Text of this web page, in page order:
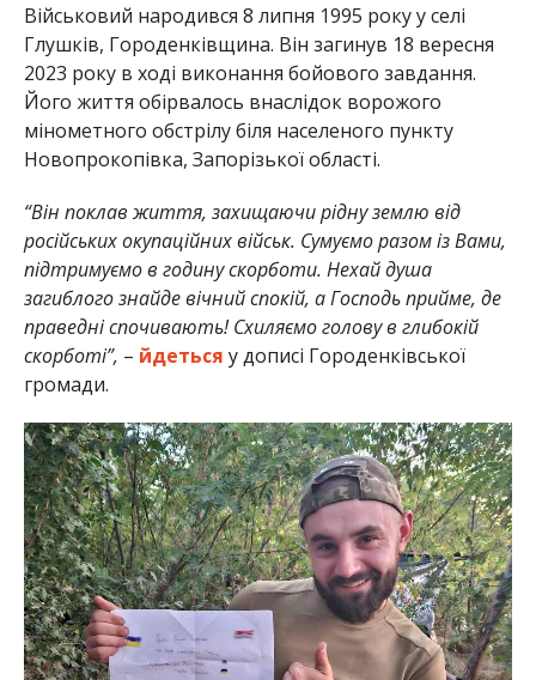
Військовий народився 8 липня 1995 року у селі
Глушків, Городенківщина. Він загинув 18 вересня
2023 року в ході виконання бойового завдання.
Його життя обірвалось внаслідок ворожого
мінометного обстрілу біля населеного пункту
Новопрокопівка, Запорізької області.
“Він поклав життя, захищаючи рідну землю від
російських окупаційних військ. Сумуємо разом із Вами,
підтримуємо в годину скорботи. Нехай душа
загиблого знайде вічний спокій, а Господь прийме, де
праведні спочивають! Схиляємо голову в глибокій
скорботі”, – йдеться у дописі Городенківської
громади.